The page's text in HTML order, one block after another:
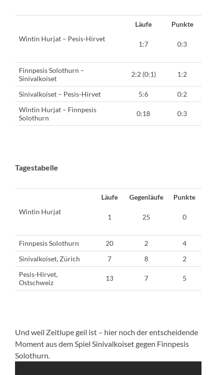
Wintin Hurjat – Pesis-Hirvet
Läufe
1:7
Punkte
0:3
Finnpesis Solothurn –
Sinivalkoiset
2:2 (0:1) 1:2
Sinivalkoiset – Pesis-Hirvet 5:6
0:2
Wintin Hurjat – Finnpesis
Solothurn
0:18 0:3
Tagestabelle
Wintin Hurjat
Läufe
1
Gegenläufe
25
Punkte
0
Finnpesis Solothurn 20 2
4
Sinivalkoiset, Zürich
7 8
2
Pesis-Hirvet,
Ostschweiz
13 7 5
Und weil Zeitlupe geil ist – hier noch der entscheidende
Moment aus dem Spiel Sinivalkoiset gegen Finnpesis
Solothurn.